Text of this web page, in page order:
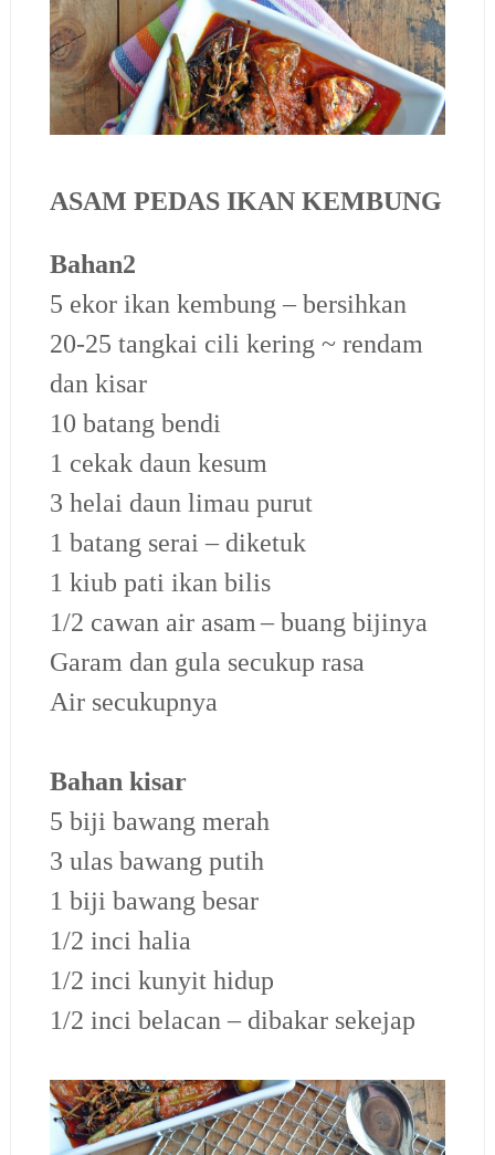
ASAM PEDAS IKAN KEMBUNG
Bahan2
5 ekor ikan kembung – bersihkan
20-25 tangkai cili kering ~ rendam
dan kisar
10 batang bendi
1 cekak daun kesum
3 helai daun limau purut
1 batang serai – diketuk
1 kiub pati ikan bilis
1/2 cawan air asam– buang bijinya
Garam dan gula secukup rasa
Air secukupnya
Bahan kisar
5 biji bawang merah
3 ulas bawang putih
1 biji bawang besar
1/2 inci halia
1/2 inci kunyit hidup
1/2 inci belacan – dibakar sekejap